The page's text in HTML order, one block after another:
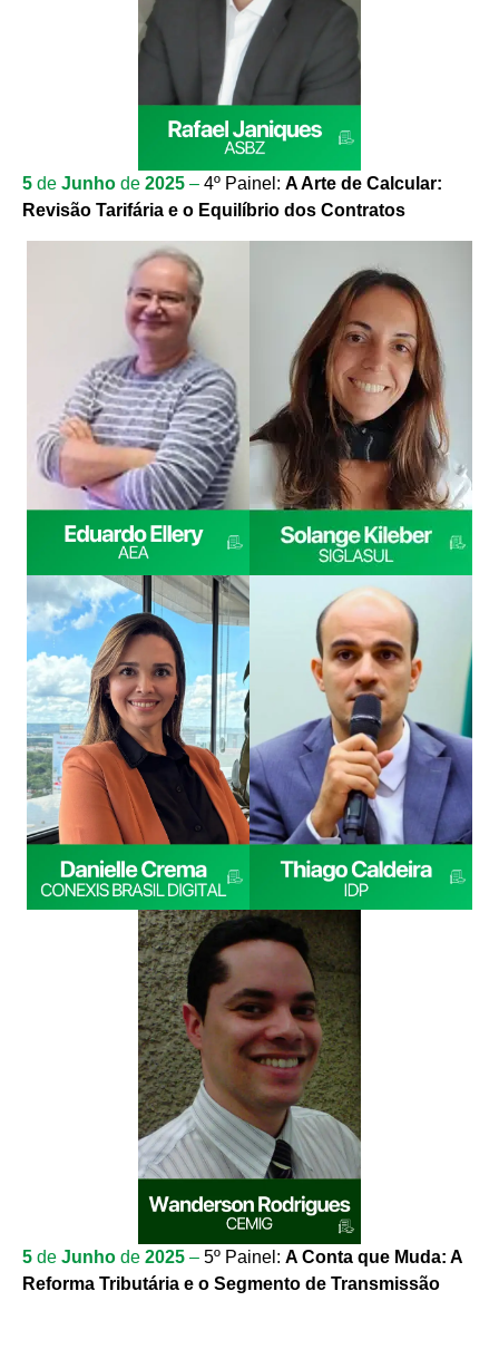
5 de Junho de 2025 – 4º Painel: A Arte de Calcular:
Revisão Tarifária e o Equilíbrio dos Contratos
5 de Junho de 2025 – 5º Painel: A Conta que Muda: A
Reforma Tributária e o Segmento de Transmissão